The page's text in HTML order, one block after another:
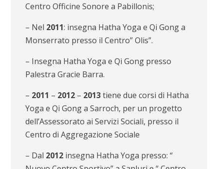
Centro Officine Sonore a Pabillonis;
– Nel 2011: insegna Hatha Yoga e Qi Gong a
Monserrato presso il Centro” Olis”.
– Insegna Hatha Yoga e Qi Gong presso
Palestra Gracie Barra.
– 2011 – 2012 – 2013tiene due corsi di Hatha
Yoga e Qi Gong a Sarroch, per un progetto
dell’Assessorato ai Servizi Sociali, presso il
Centro di Aggregazione Sociale
– Dal 2012 insegna Hatha Yoga presso: “